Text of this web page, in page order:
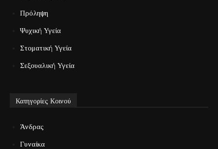
Πρόληψη
Ψυχική Υγεία
Στοματική Υγεία
Σεξουαλική Υγεία
Κατηγορίες Κοινού
Άνδρας
Γυναίκα